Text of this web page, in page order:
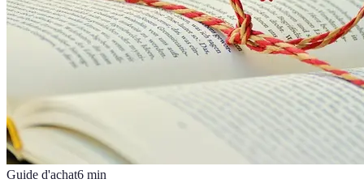
Guide d'achat6 min